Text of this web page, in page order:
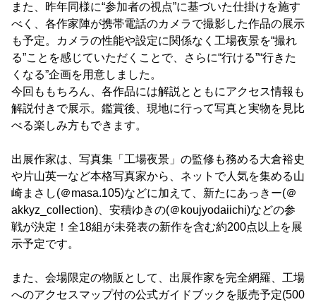
また、昨年同様に“参加者の視点”に基づいた仕掛けを施す
べく、各作家陣が携帯電話のカメラで撮影した作品の展示
も予定。カメラの性能や設定に関係なく工場夜景を“撮れ
る”ことを感じていただくことで、さらに“行ける”“行きた
くなる”企画を用意しました。
今回ももちろん、各作品には解説とともにアクセス情報も
解説付きで展示。鑑賞後、現地に行って写真と実物を見比
べる楽しみ方もできます。
出展作家は、写真集「工場夜景」の監修も務める大倉裕史
や片山英一など本格写真家から、ネットで人気を集める山
崎まさし(＠masa.105)などに加えて、新たにあっきー(＠
akkyz_collection)、安積ゆきの(＠koujyodaiichi)などの参
戦が決定！全18組が未発表の新作を含む約200点以上を展
示予定です。
また、会場限定の物販として、出展作家を完全網羅、工場
へのアクセスマップ付の公式ガイドブックを販売予定(500